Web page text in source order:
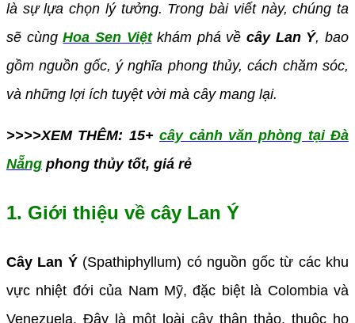
là sự lựa chọn lý tưởng. Trong bài viết này, chúng ta
sẽ cùngHoa Sen Việtkhám phá vềcây Lan Ý, bao
gồm nguồn gốc, ý nghĩa phong thủy, cách chăm sóc,
và những lợi ích tuyệt vời mà cây mang lại.
>>>>XEM THÊM: 15+cây cảnh văn phòng tại Đà
Nẵng phong thủy tốt, giá rẻ
1. Giới thiệu về cây Lan Ý
Cây Lan Ý(Spathiphyllum) có nguồn gốc từ các khu
vực nhiệt đới của Nam Mỹ, đặc biệt là Colombia và
Venezuela. Đây là một loài cây thân thảo, thuộc họ